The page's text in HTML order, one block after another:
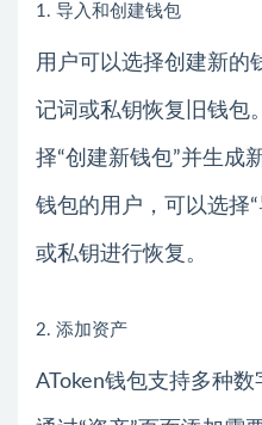
1. 导入和创建钱包
用户可以选择创建新的
记词或私钥恢复旧钱包
择“创建新钱包”并生成
钱包的用户，可以选择
或私钥进行恢复。
2. 添加资产
AToken钱包支持多种